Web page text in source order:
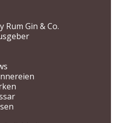
Rum Gin & Co.